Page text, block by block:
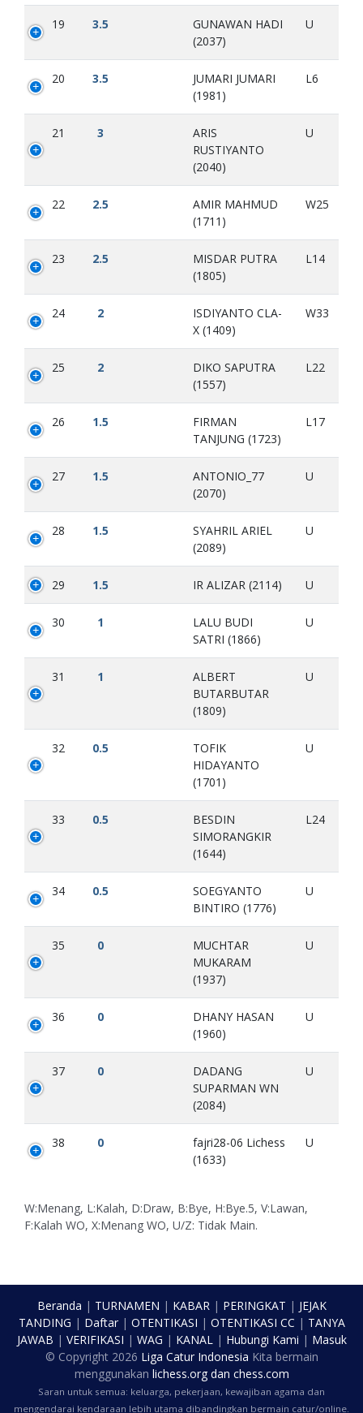
19 3.5
GUNAWAN HADI
(2037)
U
20 3.5
JUMARI JUMARI
(1981)
L6
21 3
ARIS
RUSTIYANTO
(2040)
U
22 2.5
AMIR MAHMUD
(1711)
W25
23 2.5
MISDAR PUTRA
(1805)
L14
24 2
ISDIYANTO CLA-
X (1409)
W33
25 2
DIKO SAPUTRA
(1557)
L22
26 1.5
FIRMAN
TANJUNG (1723)
L17
27 1.5
ANTONIO_77
(2070)
U
28 1.5
SYAHRIL ARIEL
(2089)
U
29 1.5 IR ALIZAR (2114) U
30 1
LALU BUDI
SATRI (1866)
U
31 1
ALBERT
BUTARBUTAR
(1809)
U
32 0.5
TOFIK
HIDAYANTO
(1701)
U
33 0.5
BESDIN
SIMORANGKIR
(1644)
L24
34 0.5
SOEGYANTO
BINTIRO (1776)
U
35 0
MUCHTAR
MUKARAM
(1937)
U
36 0
DHANY HASAN
(1960)
U
37 0
DADANG
SUPARMAN WN
(2084)
U
38 0
fajri28-06 Lichess
(1633)
U
W:Menang, L:Kalah, D:Draw, B:Bye, H:Bye.5, V:Lawan,
F:Kalah WO, X:Menang WO, U/Z: Tidak Main.
Beranda | TURNAMEN | KABAR| PERINGKAT | JEJAK
TANDING | Daftar| OTENTIKASI | OTENTIKASI CC | TANYA
JAWAB | VERIFIKASI | WAG | KANAL| Hubungi Kami | Masuk
© Copyright 2026 Liga Catur Indonesia Kita bermain
menggunakan lichess.orgdan chess.com
Saran untuk semua: keluarga, pekerjaan, kewajiban agama dan
mengendarai kendaraan lebih utama dibandingkan bermain catur/online.